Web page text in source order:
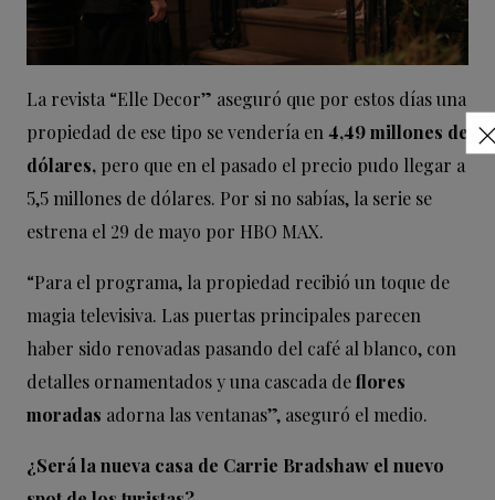
La revista “Elle Decor” aseguró que por estos días una
propiedad de ese tipo se vendería en 4,49 millones de
dólares, pero que en el pasado el precio pudo llegar a
5,5 millones de dólares. Por si no sabías, la serie se
estrena el 29 de mayo por HBO MAX.
“Para el programa, la propiedad recibió un toque de
magia televisiva. Las puertas principales parecen
haber sido renovadas pasando del café al blanco, con
detalles ornamentados y una cascada deflores
moradas adorna las ventanas”, aseguró el medio.
¿Será la nueva casa de Carrie Bradshaw el nuevo